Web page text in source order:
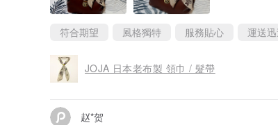
符合期望 風格獨特 服務貼心 運送
JOJA 日本老布製 領巾 / 髮帶
赵*贺